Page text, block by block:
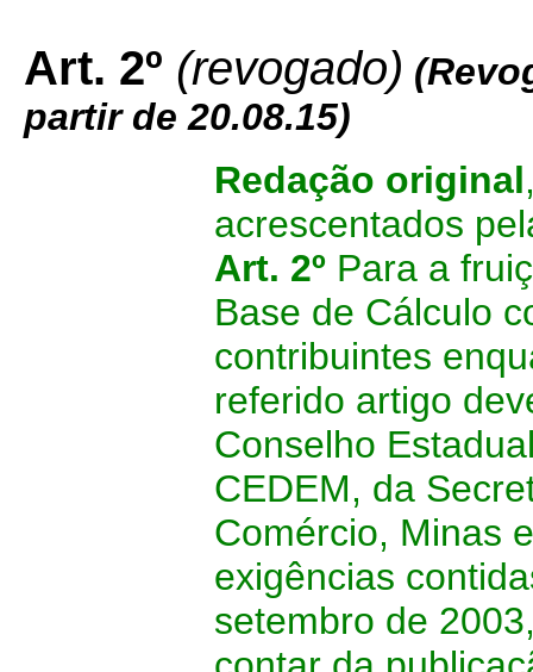
Art. 2º (revogado)
partir de 20.08.15)
Redação original
acrescentados
Art. 2º Para a
Base de Cálculo
contribuintes
referido artigo
Conselho
CEDEM, da
Comércio, Minas
exigências
setembro de